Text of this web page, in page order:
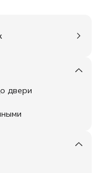
двери